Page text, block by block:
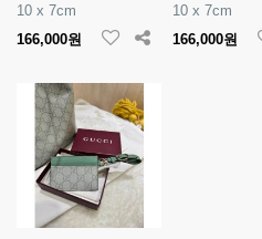
10 x 7cm
166,000원
10 x 7cm
166,000원